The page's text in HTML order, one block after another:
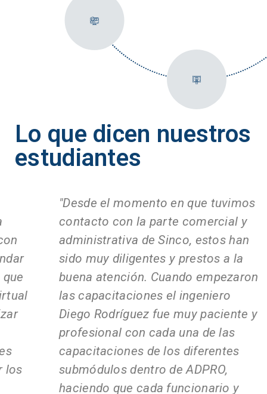
Lo que dicen nuestros
estudiantes
"Desde el momento en que tuvimos
contacto con la parte comercial y
administrativa de Sinco, estos han
sido muy diligentes y prestos a la
buena atención. Cuando empezaron
las capacitaciones el ingeniero
Diego Rodríguez fue muy paciente y
profesional con cada una de las
capacitaciones de los diferentes
submódulos dentro de ADPRO,
haciendo que cada funcionario y